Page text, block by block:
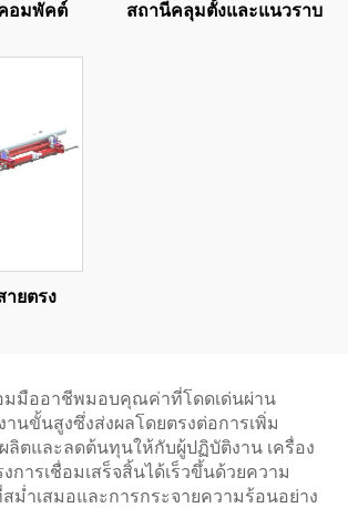
อมพัคต์ สถานีคลุมตั้งและแนวราบ
ยตรง
มมืออาชีพมอบคุณค่าที่โดดเด่นผ่าน
นขั้นสูงซึ่งส่งผลโดยตรงต่อการเพิ่ม
ลิตและลดต้นทุนให้กับผู้ปฏิบัติงาน เครื่อง
การเชื่อมเสร็จสิ้นได้เร็วขึ้นด้วยความ
ม่ำเสมอและการกระจายความร้อนอย่าง